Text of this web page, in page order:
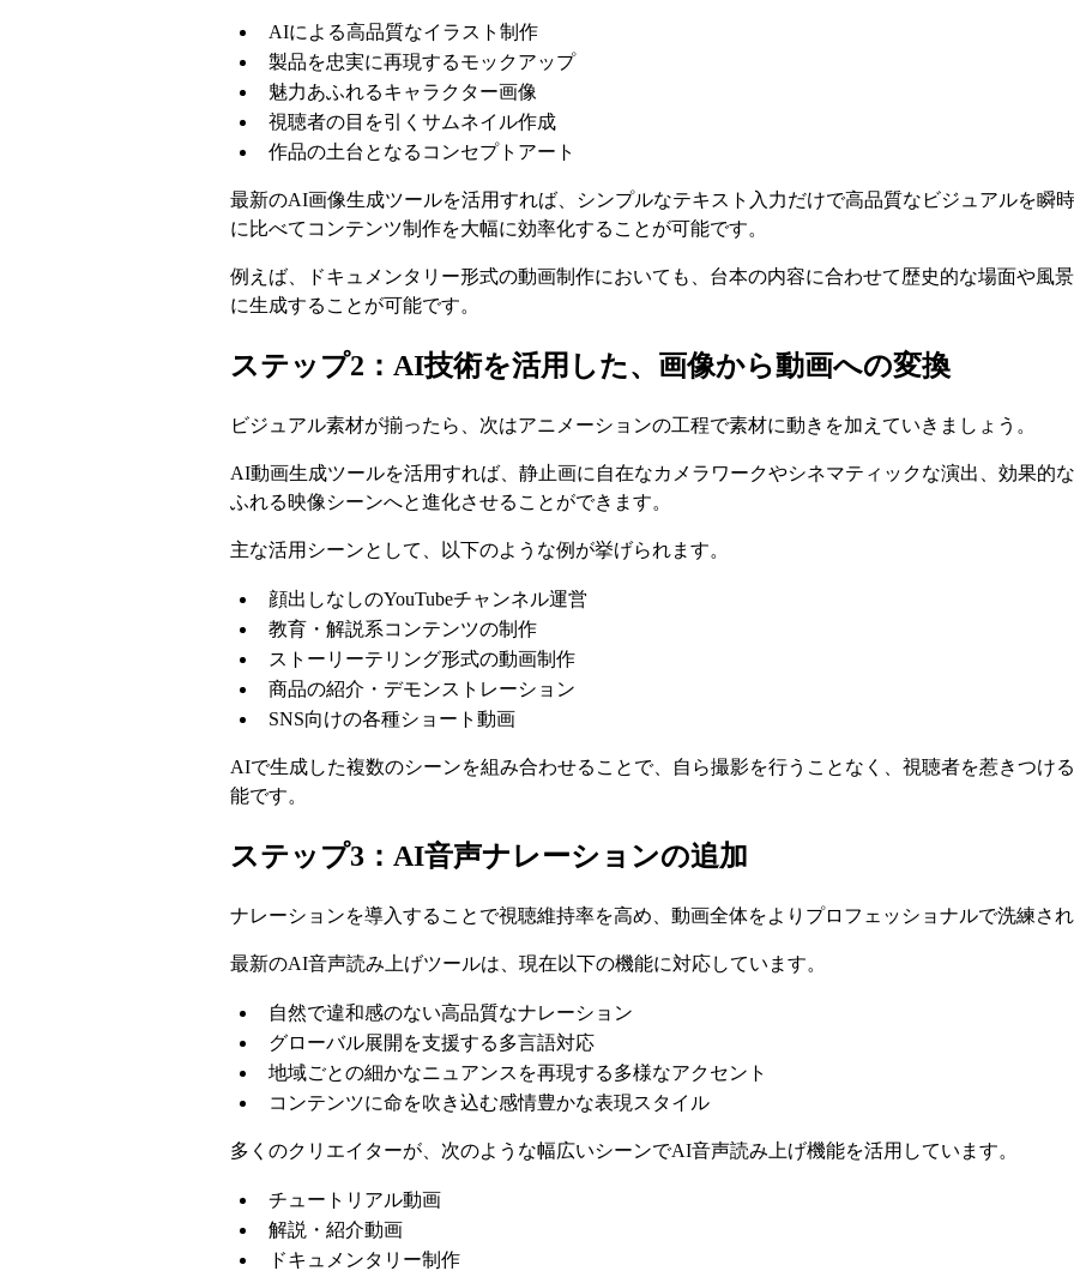
AIによる高品質なイラスト制作
製品を忠実に再現するモックアップ
魅力あふれるキャラクター画像
視聴者の目を引くサムネイル作成
作品の土台となるコンセプトアート
最新のAI画像生成ツールを活用すれば、シンプルなテキスト入力だけで高品質なビジュアルを瞬
に比べてコンテンツ制作を大幅に効率化することが可能です。
例えば、ドキュメンタリー形式の動画制作においても、台本の内容に合わせて歴史的な場面や風
に生成することが可能です。
ステップ2：AI技術を活用した、画像から動画への変換
ビジュアル素材が揃ったら、次はアニメーションの工程で素材に動きを加えていきましょう。
AI動画生成ツールを活用すれば、静止画に自在なカメラワークやシネマティックな演出、効果的
ふれる映像シーンへと進化させることができます。
主な活用シーンとして、以下のような例が挙げられます。
顔出しなしのYouTubeチャンネル運営
教育・解説系コンテンツの制作
ストーリーテリング形式の動画制作
商品の紹介・デモンストレーション
SNS向けの各種ショート動画
AIで生成した複数のシーンを組み合わせることで、自ら撮影を行うことなく、視聴者を惹きつけ
能です。
ステップ3：AI音声ナレーションの追加
ナレーションを導入することで視聴維持率を高め、動画全体をよりプロフェッショナルで洗練さ
最新のAI音声読み上げツールは、現在以下の機能に対応しています。
自然で違和感のない高品質なナレーション
グローバル展開を支援する多言語対応
地域ごとの細かなニュアンスを再現する多様なアクセント
コンテンツに命を吹き込む感情豊かな表現スタイル
多くのクリエイターが、次のような幅広いシーンでAI音声読み上げ機能を活用しています。
チュートリアル動画
解説・紹介動画
ドキュメンタリー制作